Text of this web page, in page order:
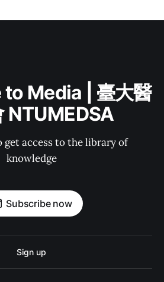
Media | 臺大醫
NTUMEDSA
get access to the library of
knowledge
Subscribe now
Sign up